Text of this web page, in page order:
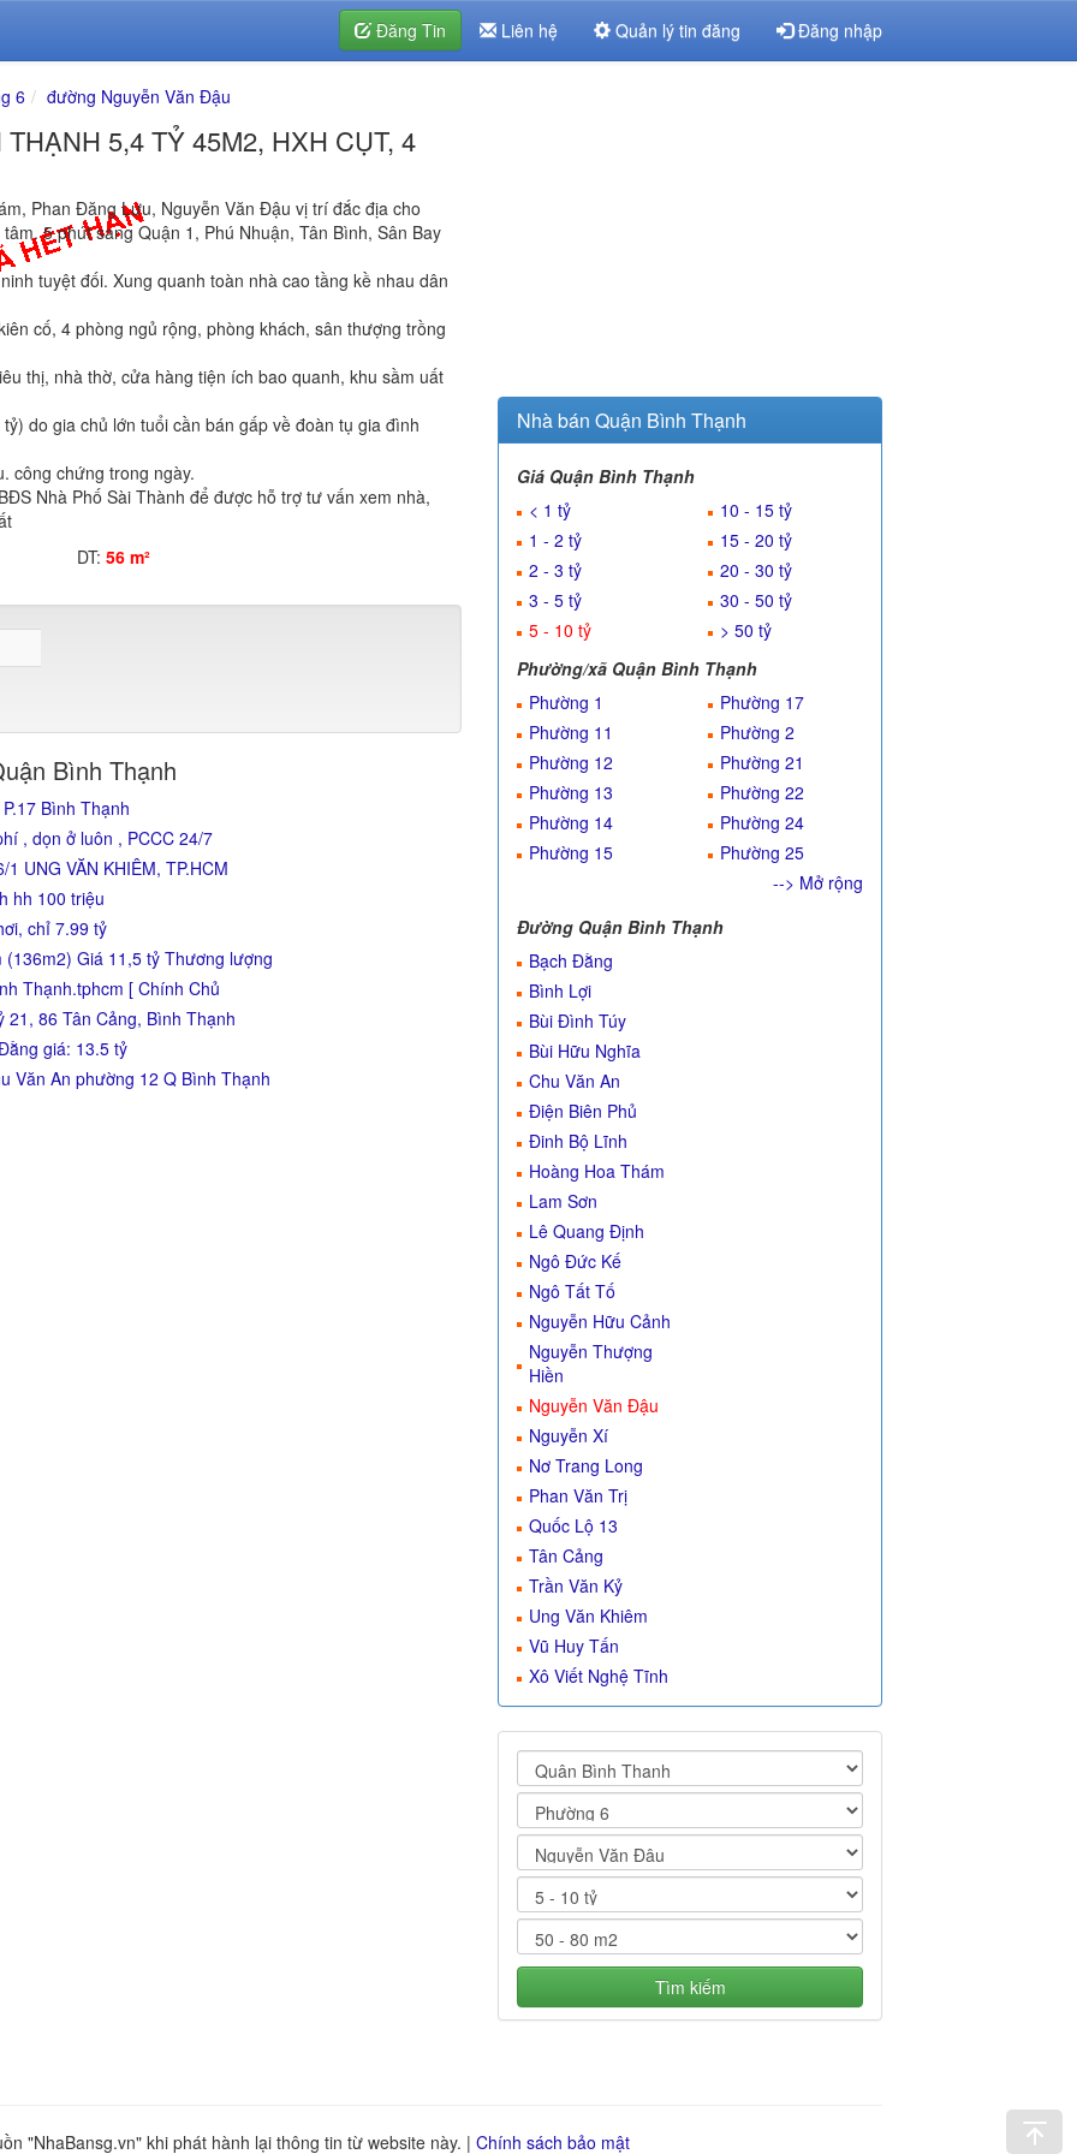
Đăng Tin Liên hệ Quản lý tin đăng Đăng nhập
6 đường Nguyễn Văn Đậu
5,4 TỶ 45M2, HXH CỤT, 4
Phan Đăng Lưu, Nguyễn Văn Đậu vị trí đắc địa cho
5 phút sang Quận 1, Phú Nhuận, Tân Bình, Sân Bay
tuyệt đối. Xung quanh toàn nhà cao tầng kề nhau dân
cố, 4 phòng ngủ rộng, phòng khách, sân thượng trồng
thị, nhà thờ, cửa hàng tiện ích bao quanh, khu sầm uất
do gia chủ lớn tuổi cần bán gấp về đoàn tụ gia đình
công chứng trong ngày.
Nhà Phố Sài Thành để được hỗ trợ tư vấn xem nhà,
DT: 56 m²
Bình Thạnh
Bình Thạnh
, dọn ở luôn , PCCC 24/7
UNG VĂN KHIÊM, TP.HCM
hh 100 triệu
chỉ 7.99 tỷ
(136m2) Giá 11,5 tỷ Thương lượng
Thạnh.tphcm [ Chính Chủ
86 Tân Cảng, Bình Thạnh
giá: 13.5 tỷ
Văn An phường 12 Q Bình Thạnh
Nhà bán Quận Bình Thạnh
Giá Quận Bình Thạnh
< 1 tỷ
1 - 2 tỷ
2 - 3 tỷ
3 - 5 tỷ
5 - 10 tỷ
10 - 15 tỷ
15 - 20 tỷ
20 - 30 tỷ
30 - 50 tỷ
> 50 tỷ
Phường/xã Quận Bình Thạnh
Phường 1
Phường 11
Phường 12
Phường 13
Phường 14
Phường 15
Phường 17
Phường 2
Phường 21
Phường 22
Phường 24
Phường 25
--> Mở rộng
Đường Quận Bình Thạnh
Bạch Đằng
Bình Lợi
Bùi Đình Túy
Bùi Hữu Nghĩa
Chu Văn An
Điện Biên Phủ
Đinh Bộ Lĩnh
Hoàng Hoa Thám
Lam Sơn
Lê Quang Định
Ngô Đức Kế
Ngô Tất Tố
Nguyễn Hữu Cảnh
Nguyễn Thượng
Hiền
Nguyễn Văn Đậu
Nguyễn Xí
Nơ Trang Long
Phan Văn Trị
Quốc Lộ 13
Tân Cảng
Trần Văn Kỷ
Ung Văn Khiêm
Vũ Huy Tấn
Xô Viết Nghệ Tĩnh
Tìm kiếm
"NhaBansg.vn" khi phát hành lại thông tin từ website này. | Chính sách bảo mật